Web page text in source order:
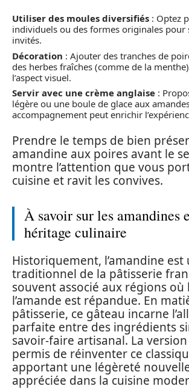
Utiliser des moules diversifiés : Optez
individuels ou des formes originales pour
invités.
Décoration : Ajouter des tranches de
des herbes fraîches (comme de la
l’aspect visuel.
Servir avec une crème anglaise :
légère ou une boule de glace aux
accompagnement peut enrichir
Prendre le temps de bien
amandine aux poires avant le
montre l’attention que vous
cuisine et ravit les convives.
À savoir sur les amandines
héritage culinaire
Historiquement, l’amandine est
traditionnel de la pâtisserie
souvent associé aux régions où
l’amande est répandue. En
pâtisserie, ce gâteau incarne
parfaite entre des ingrédients
savoir-faire artisanal. La
permis de réinventer ce
apportant une légèreté
appréciée dans la cuisine